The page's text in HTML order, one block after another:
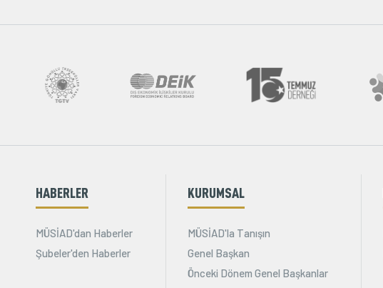
HABERLER
MÜSİAD'dan Haberler
Şubeler'den Haberler
KURUMSAL
MÜSİAD'la Tanışın
Genel Başkan
Önceki Dönem Genel Başkanlar